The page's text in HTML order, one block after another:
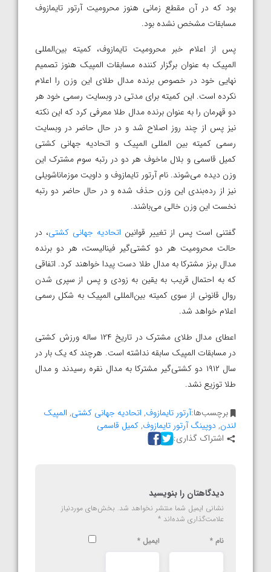
بود که در آن مقطع زمانی هنوز محرومیت آرتور تایمازوف
مسابقات مشخص نشده بود.
پس از اعلام خبر محرومیت تایمازوف، کمیته بین‌المللی
المپیک به عنوان برگزار کننده مسابقات المپیک هنوز تصمیم
نهایی خود در خصوص برنده مدال طلای این وزن را اعلام
نکرده است. این کمیته برای مدتی در وبسایت رسمی خود هر
دو قهرمان را به عنوان برنده مدال طلا معرفی کرد که این نکته
نیز پس از چند روز اصلاح شد و در حال حاضر در وبسایت
رسمی کمیته بین المللی المپیک و اتحادیه جهانی کشتی
کمیل قاسمی و بلال ماخوف هر دو در رتبه سوم مشترک این
وزن دیده می‌شوند. نام آرتور تایمازوف و داویت موزماناشویلی
نیز از رده‌بندی این وزن حذف شده و در حال حاضر دو رتبه
نخست این وزن خالی می‌باشند.
گفتنی است پس از تغییر قوانین اتحادیه جهانی کشتی، در
حالت محرومیت هر دو کشتی‌گیر فینالیست، هر دو برنده
مدال برنز مشترکا به مدال طلا دست پیدا خواهند کرد. اتفاقی
که به احتمال قریب به یقین به زودی و پس از سپری شدن
روال قانونی از سوی کمیته بین‌المللی المپیک به شکل رسمی
اعلام خواهد شد.
اعطای مدال طلای مشترک در تاریخ ۱۲۴ ساله ورزش کشتی
در مسابقات المپیک سابقه نداشته است. هرچند که یک بار در
سال ۱۹۱۲ دو کشتی‌گیر مشترکا به مدال نقره رسیدند و مدال
طلا توزیع نشد.
برچسب‌ها:آرتور تایمازوف, اتحادیه جهانی کشتی, المپیک
لندن, دوپینگ آرتور تایمازوف,کمیل قاسمی
اشتراک گذاری:
دیدگاهتان را بنویسید
نشانی ایمیل شما منتشر نخواهد شد. بخش‌های موردنیاز
علامت‌گذاری شده‌اند *
نام * ایمیل *